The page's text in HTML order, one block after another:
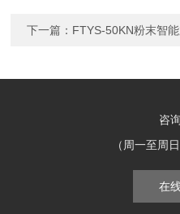
下一篇： FTYS-50KN粉末智
咨
（周一至周
在